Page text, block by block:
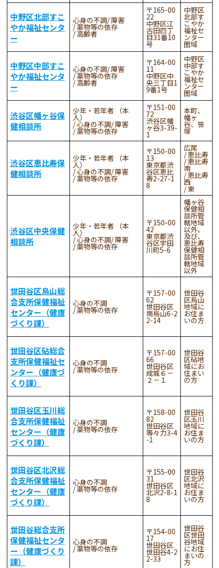
中野区北部すこ
やか福祉センタ
ー
心身の不調 障害
薬物等の依存
高齢者
165-00
22
中野区江
古田四丁
目31番10
号
中野区
北部す
こやか
福祉セ
ンター
圏域
中野区中部すこ
やか福祉センタ
ー
心身の不調 障害
薬物等の依存
高齢者
164-00
11
中野区中
央三丁目1
9番1号
中野区
中部す
こやか
福祉セ
ンター
圏域
渋谷区幡ヶ谷保
健相談所
少年・若年者 （本
人）
心身の不調 障害
薬物等の依存
151-00
72
渋谷区幡
ヶ谷3-39-
1
本町、
幡ヶ
谷、笹
塚
渋谷区恵比寿保
健相談所
少年・若年者 （本
人）
心身の不調 障害
薬物等の依存
150-00
13
東京都渋
谷区恵比
寿2-27-1
8
広尾
恵比寿
恵比寿
南
恵比寿
西
東
渋谷区中央保健
相談所
少年・若年者 （本
人）
心身の不調 障害
薬物等の依存
150-00
42
東京都渋
谷区宇田
川町5-6
幡ヶ谷
保健相
談所管
轄地域
以外、
及び、
恵比寿
保健相
談所管
轄地域
以外
世田谷区烏山総
合支所保健福祉
センター（健康
づくり課）
心身の不調
薬物等の依存
157-00
62
世田谷区
南烏山6-2
2-14
世田谷
区烏山
地域に
お住ま
いの方
世田谷区砧総合
支所保健福祉セ
ンター（健康づ
くり課）
心身の不調
薬物等の依存
157-00
66
世田谷区
成城６－
２－１
世田谷
区砧地
域にお
住まい
の方
世田谷区玉川総
合支所保健福祉
センター（健康
づくり課）
心身の不調
薬物等の依存
158-00
82
世田谷区
等々力3-4
-1
世田谷
区玉川
地域に
お住ま
いの方
世田谷区北沢総
合支所保健福祉
センター（健康
づくり課）
心身の不調
薬物等の依存
155-00
31
世田谷区
北沢2-8-1
8
世田谷
区北沢
地域に
お住ま
いの方
世田谷総合支所
保健福祉センタ
ー（健康づくり
課）
心身の不調
薬物等の依存
154-00
17
世田谷区
世田谷4-2
2-33
世田谷
区世田
谷地域
にお住
まいの
方